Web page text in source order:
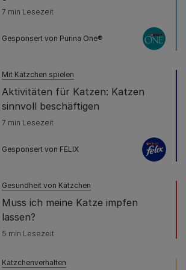
7 min Lesezeit
Gesponsert von Purina One®
Mit Kätzchen spielen
Aktivitäten für Katzen: Katzen
sinnvoll beschäftigen
7 min Lesezeit
Gesponsert von FELIX
Gesundheit von Kätzchen
Muss ich meine Katze impfen
lassen?
5 min Lesezeit
Kätzchenverhalten